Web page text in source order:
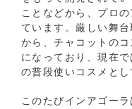
ことなどから、プロ
ています。厳しい舞
から、チャコットの
になっており、現在
の普段使いコスメとし
このたびインアゴー